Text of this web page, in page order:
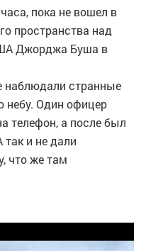
пока не вошел в
пространства над
Джорджа Буша в
наблюдали странные
небу. Один офицер
телефон, а после был
и не дали
что же там